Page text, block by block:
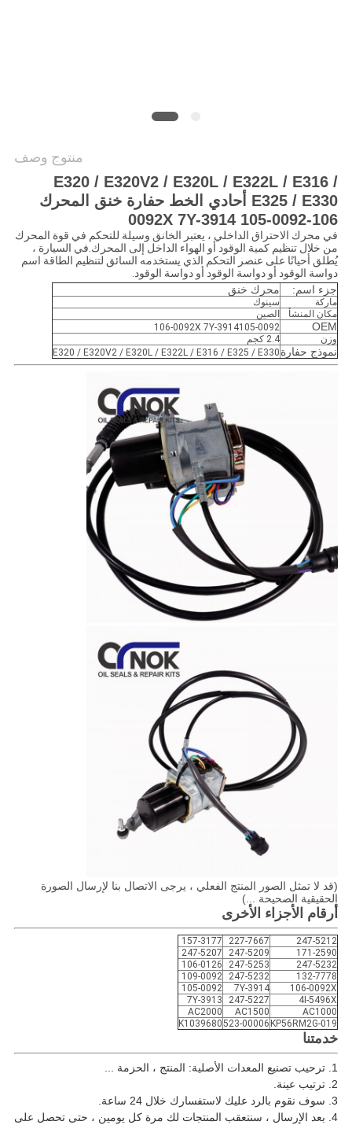
منتوج وصف
E320 / E320V2 / E320L / E322L / E316 /
E325 / E330 أحادي الخط حفارة خنق المحرك
106-0092X 7Y-3914 105-0092
في محرك الاحتراق الداخلي ، يعتبر الخانق وسيلة للتحكم في قوة المحرك
من خلال تنظيم كمية الوقود أو الهواء الداخل إلى المحرك.في السيارة ،
يُطلق أحيانًا على عنصر التحكم الذي يستخدمه السائق لتنظيم الطاقة اسم
دواسة الوقود أو دواسة الوقود أو دواسة الوقود.
جزء اسم:
محرك خنق
ماركة
سينوك
مكان المنشأ
الصين
OEM
106-0092X 7Y-3914105-0092
وزن
2.4 كجم
نموذج حفارة E320 / E320V2 / E320L / E322L / E316 / E325 / E330
(قد لا تمثل الصور المنتج الفعلي ، يرجى الاتصال بنا لإرسال الصورة
الحقيقية الصحيحة ...)
أرقام الأجزاء الأخرى
247-5212
227-7667
157-3177
171-2590
247-5209
247-5207
247-5232
247-5253
106-0126
132-7778
247-5232
109-0092
106-0092X
7Y-3914
105-0092
4I-5496X
247-5227
7Y-3913
AC1000
AC1500
AC2000
KP56RM2G-019
523-00006
K1039680
خدمتنا
1. ترحيب تصنيع المعدات الأصلية: المنتج ، الحزمة ...
2. ترتيب عينة.
3. سوف نقوم بالرد عليك لاستفسارك خلال 24 ساعة.
4. بعد الإرسال ، سنتعقب المنتجات لك مرة كل يومين ، حتى تحصل على